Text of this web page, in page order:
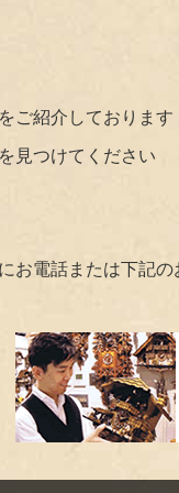
ご紹介しております
見つけてください
お電話または下記